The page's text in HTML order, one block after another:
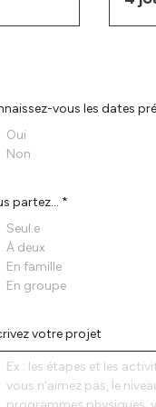
vous les dates
Oui
Non
partez... *
Seul.e
À deux
En famille
En groupe
votre projet